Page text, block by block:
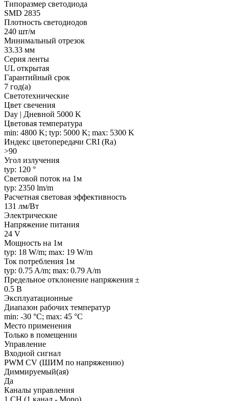
Типоразмер светодиода
SMD 2835
Плотность светодиодов
240 шт/м
Минимальный отрезок
33.33 мм
Серия ленты
UL открытая
Гарантийный срок
7 год(а)
Светотехнические
Цвет свечения
Day | Дневной 5000 K
Цветовая температура
min: 4800 K; typ: 5000 K; max: 5300 K
Индекс цветопередачи CRI (Ra)
>90
Угол излучения
typ: 120 °
Световой поток на 1м
typ: 2350 lm/m
Расчетная световая эффективность
131 лм/Вт
Электрические
Напряжение питания
24 V
Мощность на 1м
typ: 18 W/m; max: 19 W/m
Ток потребления 1м
typ: 0.75 A/m; max: 0.79 A/m
Предельное отклонение напряжения ±
0.5 В
Эксплуатационные
Диапазон рабочих температур
min: -30 °C; max: 45 °C
Место применения
Только в помещении
Управление
Входной сигнал
PWM СV (ШИМ по напряжению)
Диммируемый(ая)
Да
Каналы управления
1 CH (1 канал - Mono)